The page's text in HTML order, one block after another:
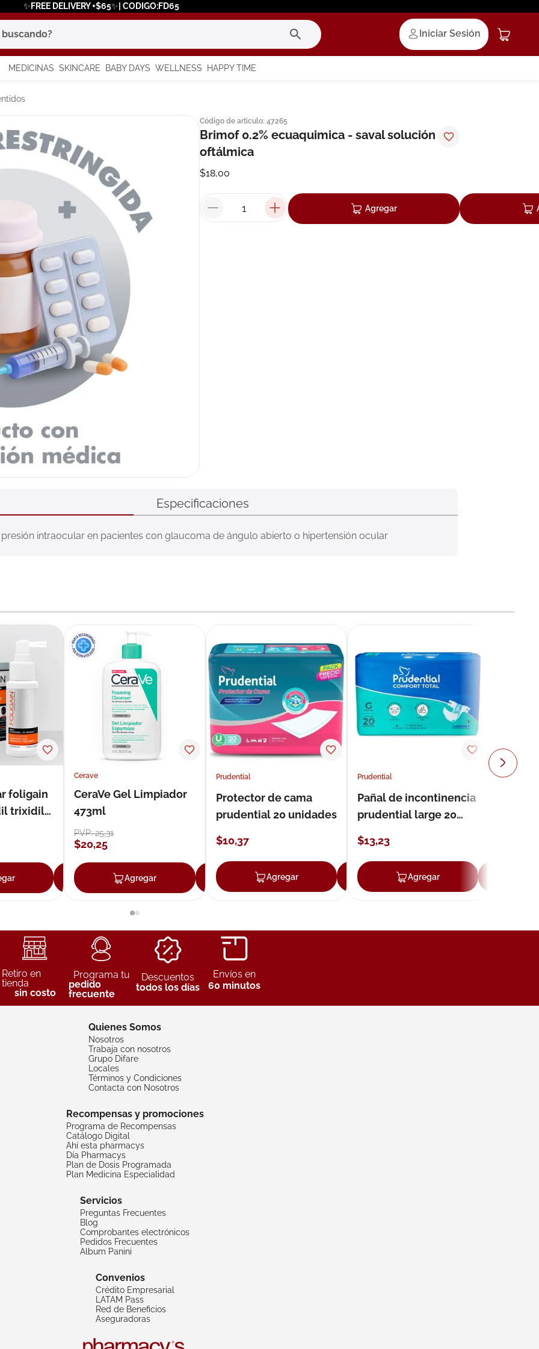
✨FREE DELIVERY +$65✨| CODIGO:FD65
Iniciar Sesión
MEDICINAS SKINCARE BABY DAYS WELLNESS HAPPY TIME
Código de artículo: 47265
Brimof 0.2% ecuaquimica - saval solución
oftálmica
$18,00
Agregar
Especificaciones
intraocular en pacientes con glaucoma de ángulo abierto o hipertensión ocular
foligain
trixidil
Agregar
Cerave
CeraVe Gel Limpiador
473ml
PVP:25,31
$20,25
Agregar Agregar
Prudential
Protector de cama
prudential 20 unidades
$10,37
Agregar Agregar
Prudential
Pañal de incontinencia
prudential large 20
$13,23
Agregar
Retiro en
tienda
sin costo
Programa tu
pedido
frecuente
Descuentos
todos los días
Envíos en
60 minutos
Quienes Somos
Nosotros
Trabaja con nosotros
Grupo Difare
Locales
Términos y Condiciones
Contacta con Nosotros
Recompensas y promociones
Programa de Recompensas
Catálogo Digital
Ahí esta pharmacys
Día Pharmacys
Plan de Dosis Programada
Plan Medicina Especialidad
Servicios
Preguntas Frecuentes
Blog
Comprobantes electrónicos
Pedidos Frecuentes
Album Panini
Convenios
Crédito Empresarial
LATAM Pass
Red de Beneficios
Aseguradoras
más buscados